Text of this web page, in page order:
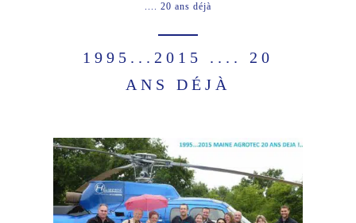
.... 20 ans déjà
1995...2015 .... 20
ANS DÉJÀ